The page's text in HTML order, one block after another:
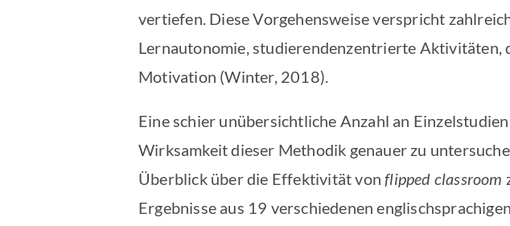
vertiefen. Diese Vorgehensweise verspricht
Lernautonomie, studierendenzentrierte Aktivitäten,
Motivation (Winter, 2018).
Eine schier unübersichtliche Anzahl an
Wirksamkeit dieser Methodik genauer zu
Überblick über die Effektivität vonflipped classroom
Ergebnisse aus 19 verschiedenen